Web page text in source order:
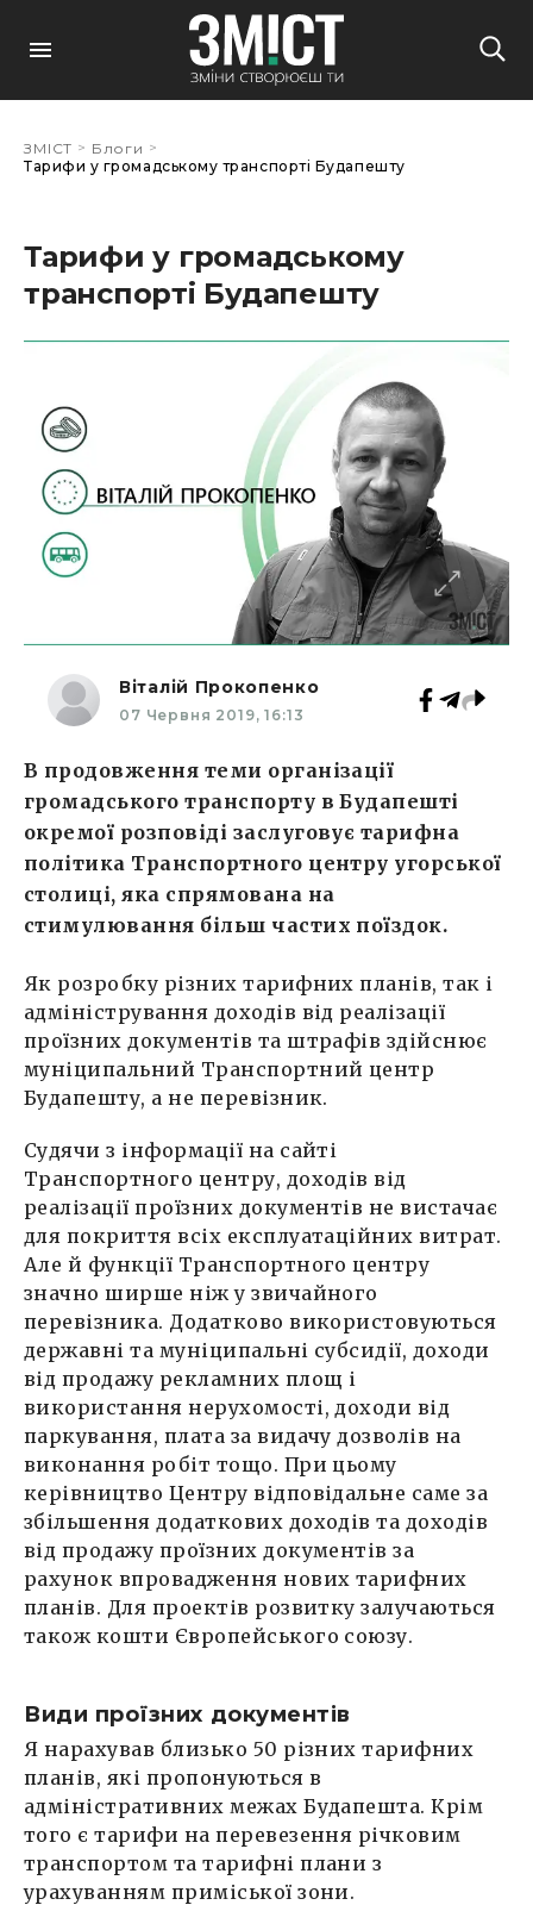
ЗМІСТ > Блоги >
Тарифи у громадському транспорті Будапешту
Тарифи у громадському
транспорті Будапешту
Віталій Прокопенко
07 Червня 2019, 16:13
В продовження теми організації
громадського транспорту в Будапешті
окремої розповіді заслуговує тарифна
політика Транспортного центру угорської
столиці, яка спрямована на
стимулювання більш частих поїздок.
Як розробку різних тарифних планів, так і
адміністрування доходів від реалізації
проїзних документів та штрафів здійснює
муніципальний Транспортний центр
Будапешту, а не перевізник.
Судячи з інформації на сайті
Транспортного центру, доходів від
реалізації проїзних документів не вистачає
для покриття всіх експлуатаційних витрат.
Але й функції Транспортного центру
значно ширше ніж у звичайного
перевізника. Додатково використовуються
державні та муніципальні субсидії, доходи
від продажу рекламних площ і
використання нерухомості, доходи від
паркування, плата за видачу дозволів на
виконання робіт тощо. При цьому
керівництво Центру відповідальне саме за
збільшення додаткових доходів та доходів
від продажу проїзних документів за
рахунок впровадження нових тарифних
планів. Для проектів розвитку залучаються
також кошти Європейського союзу.
Види проїзних документів
Я нарахував близько 50 різних тарифних
планів, які пропонуються в
адміністративних межах Будапешта. Крім
того є тарифи на перевезення річковим
транспортом та тарифні плани з
урахуванням приміської зони.